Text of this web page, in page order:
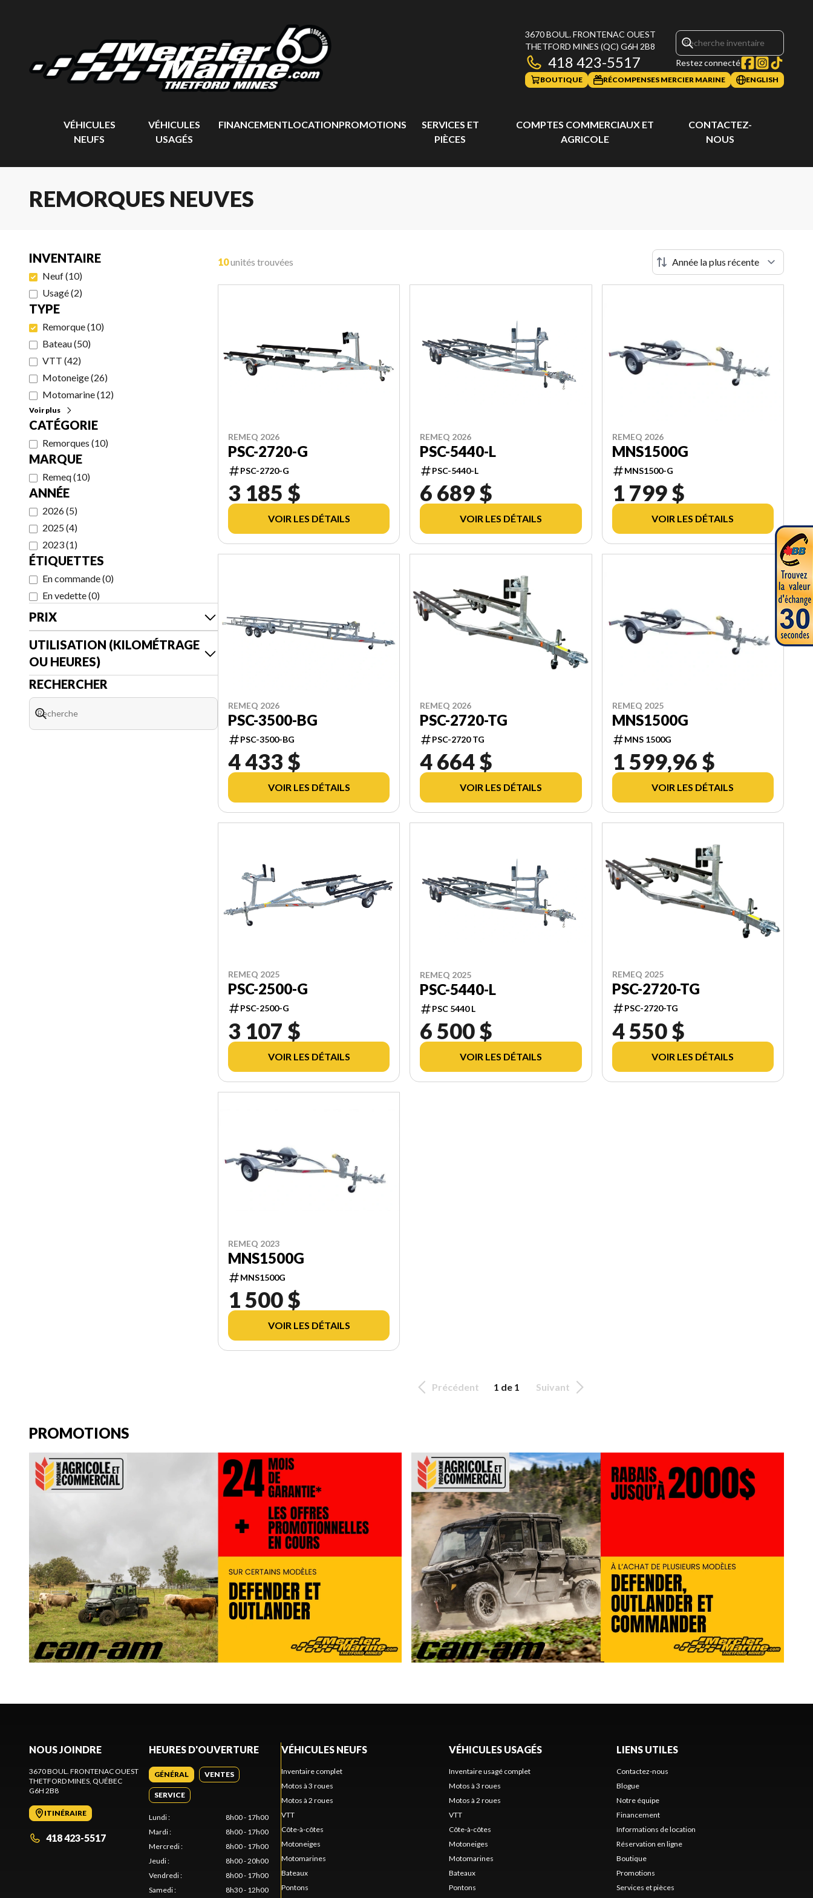
3670 BOUL. FRONTENAC OUEST
THETFORD MINES (QC) G6H 2B8
418 423-5517 Restez connecté
BOUTIQUE RÉCOMPENSES MERCIER MARINE ENGLISH
VÉHICULES
NEUFS
VÉHICULES
USAGÉS
FINANCEMENTLOCATIONPROMOTIONS
SERVICES ET
PIÈCES
COMPTES COMMERCIAUX ET
AGRICOLE
CONTACTEZ-
NOUS
REMORQUES NEUVES
INVENTAIRE
Neuf(10)
Usagé(2)
TYPE
Remorque(10)
Bateau(50)
VTT (42)
Motoneige(26)
Motomarine(12)
Voir plus
CATÉGORIE
Remorques (10)
MARQUE
Remeq(10)
ANNÉE
2026(5)
2025(4)
2023(1)
ÉTIQUETTES
En commande(0)
En vedette(0)
PRIX
UTILISATION (KILOMÉTRAGE
OU HEURES)
RECHERCHER
10unités trouvées
REMEQ 2026
PSC-2720-G
PSC-2720-G
3 185 $
VOIR LES DÉTAILS
REMEQ 2026
PSC-5440-L
PSC-5440-L
6 689 $
VOIR LES DÉTAILS
REMEQ 2026
MNS1500G
MNS1500-G
1 799 $
VOIR LES DÉTAILS
REMEQ 2026
PSC-3500-BG
PSC-3500-BG
4 433 $
VOIR LES DÉTAILS
REMEQ 2026
PSC-2720-TG
PSC-2720 TG
4 664 $
VOIR LES DÉTAILS
REMEQ 2025
MNS1500G
MNS 1500G
1 599,96 $
VOIR LES DÉTAILS
REMEQ 2025
PSC-2500-G
PSC-2500-G
3 107 $
VOIR LES DÉTAILS
REMEQ 2025
PSC-5440-L
PSC 5440 L
6 500 $
VOIR LES DÉTAILS
REMEQ 2025
PSC-2720-TG
PSC-2720-TG
4 550 $
VOIR LES DÉTAILS
REMEQ 2023
MNS1500G
MNS1500G
1 500 $
VOIR LES DÉTAILS
Précédent 1 de 1 Suivant
PROMOTIONS
NOUS JOINDRE
3670 BOUL. FRONTENAC OUEST
THETFORD MINES , QUÉBEC
G6H 2B8
ITINÉRAIRE
418 423-5517
HEURES D'OUVERTURE
GÉNÉRAL VENTES
SERVICE
Lundi:
8h00 - 17h00
Mardi:
8h00 - 17h00
Mercredi:
8h00 - 17h00
Jeudi:
8h00 - 20h00
Vendredi:
8h00 - 17h00
Samedi: 8h30 - 12h00
VÉHICULES NEUFS
Inventaire complet
Motos à 3 roues
Motos à 2 roues
VTT
Côte-à-côtes
Motoneiges
Motomarines
Bateaux
Pontons
VÉHICULES USAGÉS
Inventaire usagé complet
Motos à 3 roues
Motos à 2 roues
VTT
Côte-à-côtes
Motoneiges
Motomarines
Bateaux
Pontons
LIENS UTILES
Contactez-nous
Blogue
Notre équipe
Financement
Informations de location
Réservation en ligne
Boutique
Promotions
Services et pièces